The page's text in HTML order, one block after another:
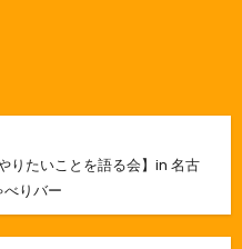
りたいことを語る会】in 名古
べりバー